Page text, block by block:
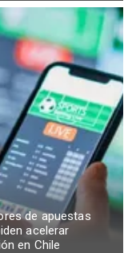
de apuestas
acelerar
en Chile